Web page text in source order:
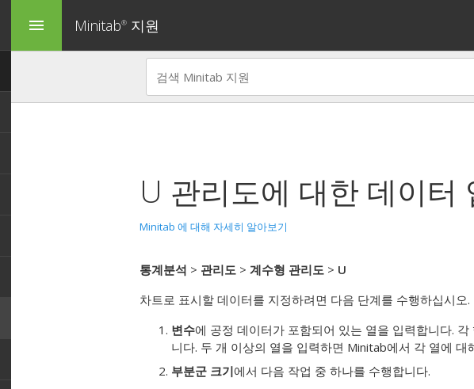
menu Minitab® 지원
U 관리도에 대한 데이터
Minitab 에 대해 자세히 알아보기
통계분석 > 관리도 > 계수형 관리도 > U
차트로 표시할 데이터를 지정하려면 다음 단계를 수행하십시오.
변수에 공정 데이터가 포함되어 있는 열을 입력합니다. 각
니다. 두 개 이상의 열을 입력하면 Minitab에서 각 열에 대
부분군 크기에서 다음 작업 중 하나를 수행합니다.